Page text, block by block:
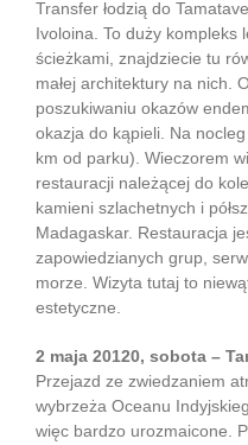
Transfer łodzią do
Ivoloina. To duży kompleks
ścieżkami, znajdziecie tu
małej architektury na nich.
poszukiwaniu okazów
okazja do kąpieli. Na
km od parku). Wieczorem
restauracji należącej do
kamieni szlachetnych i
Madagaskar. Restauracja
zapowiedzianych grup,
morze. Wizyta tutaj to
estetyczne.
2 maja 20120, sobota –
Przejazd ze zwiedzaniem
wybrzeża Oceanu
więc bardzo urozmaicone.